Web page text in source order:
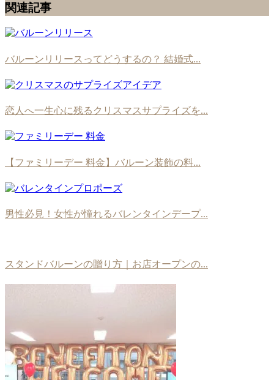
関連記事
バルーンリリースってどうするの？ 結婚式...
恋人へ一生心に残るクリスマスサプライズを...
【ファミリーデー 料金】バルーン装飾の料...
男性必見！女性が憧れるバレンタインデープ...
スタンドバルーンの贈り方｜お店オープンの...